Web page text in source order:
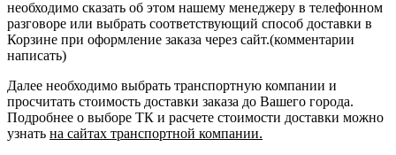
необходимо сказать об этом нашему менеджеру в телефонном
разговоре или выбрать соответствующий способ доставки в
Корзине при оформление заказа через сайт.(комментарии
написать)
Далее необходимо выбрать транспортную компании и
просчитать стоимость доставки заказа до Вашего города.
Подробнее о выборе ТК и расчете стоимости доставки можно
узнать на сайтах транспортной компании.